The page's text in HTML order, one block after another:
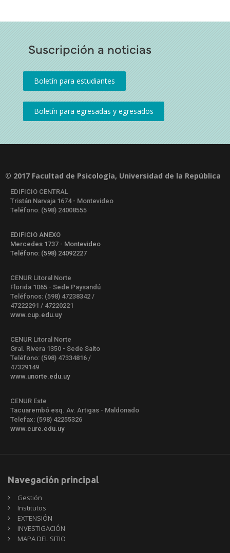
Suscripción a noticias
© 2017 Facultad de Psicología, Universidad de la República
EDIFICIO CENTRAL
Tristán Narvaja 1674 - Montevideo
Teléfono: (598) 24008555
EDIFICIO ANEXO
Mercedes 1737 - Montevideo
Teléfono: (598) 24092227
CENUR Litoral Norte
Florida 1065 - Sede Paysandú
Teléfonos: (598) 47238342 /
47222291 / 47220221
www.cup.edu.uy
CENUR Litoral Norte
Gral. Rivera 1350 - Sede Salto
Teléfono: (598) 47334816 /
47329149
www.unorte.edu.uy
CENUR Este
Tacuarembó esq. Av. Artigas - Maldonado
Telefax: (598) 42255326
www.cure.edu.uy
Navegación principal
Gestión
Institutos
EXTENSIÓN
INVESTIGACIÓN
MAPA DEL SITIO